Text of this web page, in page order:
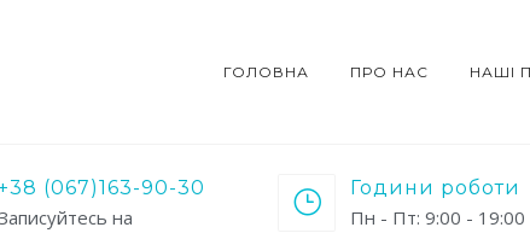
ГОЛОВНА ПРО НАС НАШІ
(067)163-90-30
на
Години роботи
Пн - Пт: 9:00 - 19:00